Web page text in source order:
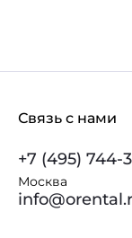
Связь с нами
+7 (495) 744-
Москва